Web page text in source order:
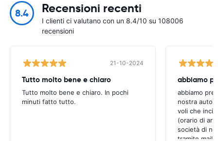
8.4 Recensioni recenti
I clienti ci valutano con un 8.4/10 su 108006
recensioni
21-10-2024
Tutto molto bene e chiaro
Tutto molto bene e chiaro. In pochi
minuti fatto tutto.
abbiamo
nostra auto,
voli che
(orario di
società di
tramite mail